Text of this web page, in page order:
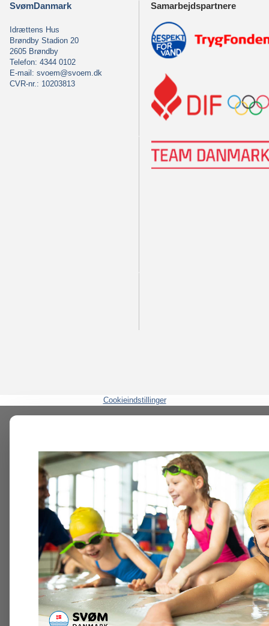
SvømDanmark
Idrættens Hus
Brøndby Stadion 20
2605 Brøndby
Telefon: 4344 0102
E-mail: svoem@svoem.dk
CVR-nr.: 10203813
Samarbejdspartnere
Cookieindstillinger